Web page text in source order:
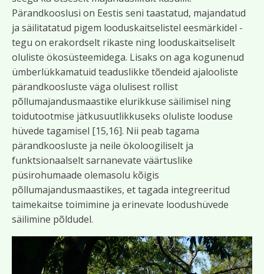
Pärandkooslusi on Eestis seni taastatud, majandatud
ja säilitatatud pigem looduskaitselistel eesmärkidel -
tegu on erakordselt rikaste ning looduskaitseliselt
oluliste ökosüsteemidega. Lisaks on aga kogunenud
ümberlükkamatuid teaduslikke tõendeid ajalooliste
pärandkoosluste väga olulisest rollist
põllumajandusmaastike elurikkuse säilimisel ning
toidutootmise jätkusuutlikkuseks oluliste looduse
hüvede tagamisel [15,16]. Nii peab tagama
pärandkoosluste ja neile ökoloogiliselt ja
funktsionaalselt sarnanevate väärtuslike
püsirohumaade olemasolu kõigis
põllumajandusmaastikes, et tagada integreeritud
taimekaitse toimimine ja erinevate loodushüvede
säilimine põldudel.